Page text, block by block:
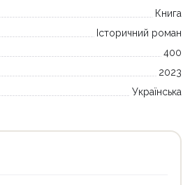
Книга
Історичний роман
400
2023
Українська